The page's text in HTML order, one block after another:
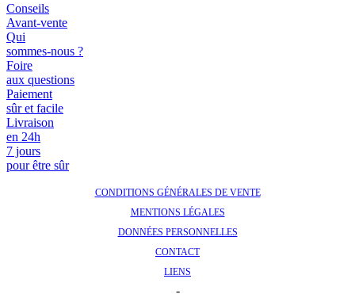
Conseils
Avant-vente
Qui
sommes-nous ?
Foire
aux questions
Paiement
sûr et facile
Livraison
en 24h
7 jours
pour être sûr
CONDITIONS GÉNÉRALES DE VENTE
MENTIONS LÉGALES
DONNÉES PERSONNELLES
CONTACT
LIENS
-